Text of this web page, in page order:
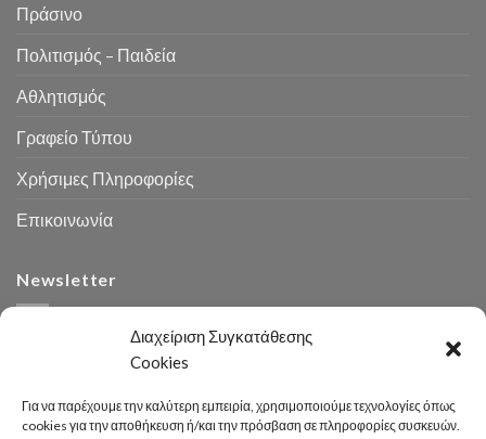
Διαχείριση Συγκατάθεσης
Cookies
Για να παρέχουμε την καλύτερη εμπειρία, χρησιμοποιούμε τεχνολογίες όπως
cookies για την αποθήκευση ή/και την πρόσβαση σε πληροφορίες συσκευών.
Πράσινο
Πολιτισμός – Παιδεία
Αθλητισμός
Γραφείο Τύπου
Χρήσιμες Πληροφορίες
Επικοινωνία
Newsletter